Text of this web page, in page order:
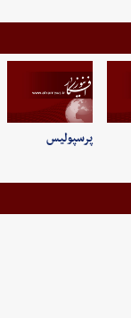
پرسپولیس